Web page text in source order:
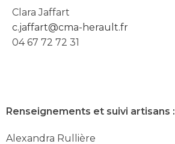
Clara Jaffart
c.jaffart@cma-herault.fr
04 67 72 72 31
Renseignements et suivi artisans :
Alexandra Rullière